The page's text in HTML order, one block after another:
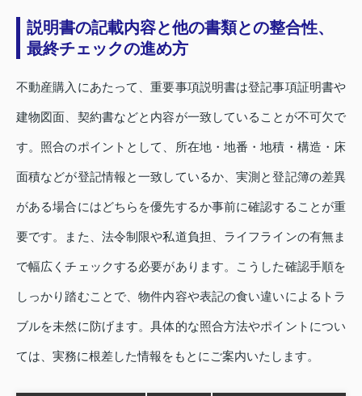
説明書の記載内容と他の書類との整合性、
最終チェックの進め方
不動産購入にあたって、重要事項説明書は登記事項証明書や
建物図面、契約書などと内容が一致していることが不可欠で
す。照合のポイントとして、所在地・地番・地積・構造・床
面積などが登記情報と一致しているか、実測と登記簿の差異
がある場合にはどちらを優先するか事前に確認することが重
要です。また、法令制限や私道負担、ライフラインの有無ま
で幅広くチェックする必要があります。こうした確認手順を
しっかり踏むことで、物件内容や表記の食い違いによるトラ
ブルを未然に防げます。具体的な照合方法やポイントについ
ては、実務に根差した情報をもとにご案内いたします。